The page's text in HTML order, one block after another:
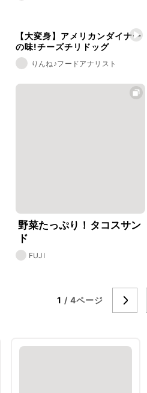
【大変身】アメリカンダイナー
の味!チーズチリドッグ
りんね♪フードアナリスト
野菜たっぷり！タコスサン
ド
FUJI
1 / 4ページ